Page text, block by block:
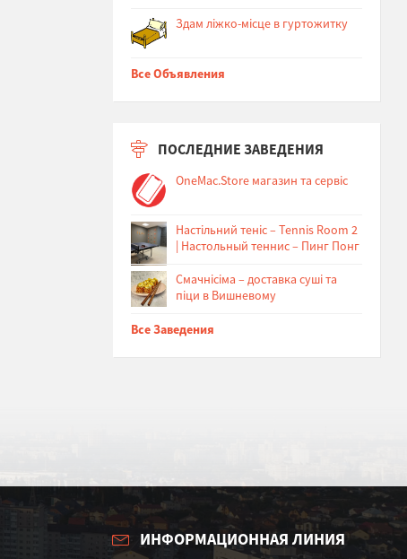
Здам ліжко-місце в гуртожитку
Все Объявления
ПОСЛЕДНИЕ ЗАВЕДЕНИЯ
OneMac.Store магазин та сервіс
Настільний теніс – Tennis Room 2
| Настольный теннис – Пинг Понг
Cмачнісіма – доставка суші та
піци в Вишневому
Все Заведения
ИНФОРМАЦИОННАЯ ЛИНИЯ